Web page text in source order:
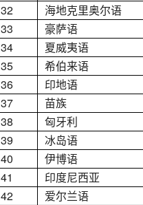
32
海地克里奥尔语
33
豪萨语
34
夏威夷语
35
希伯来语
36
印地语
37
苗族
38
匈牙利
39
冰岛语
40
伊博语
41
印度尼西亚
42
爱尔兰语